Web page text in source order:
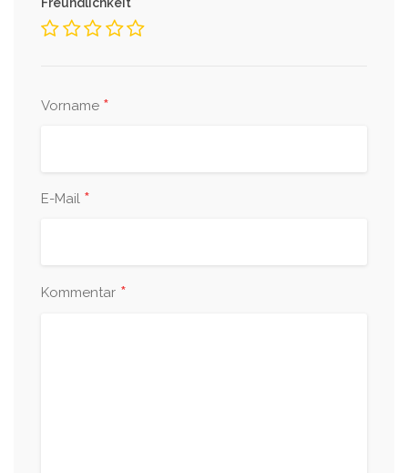
Vorname *
E-Mail *
Kommentar *